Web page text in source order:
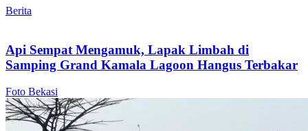
Berita
Api Sempat Mengamuk, Lapak Limbah di
Samping Grand Kamala Lagoon Hangus Terbakar
Foto Bekasi